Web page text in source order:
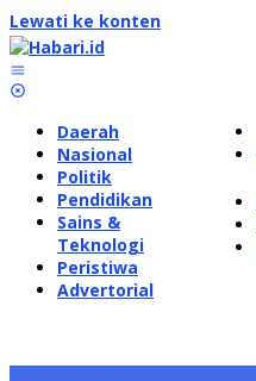
Lewati ke konten
Daerah
Nasional
Politik
Pendidikan
Sains &
Teknologi
Peristiwa
Advertorial